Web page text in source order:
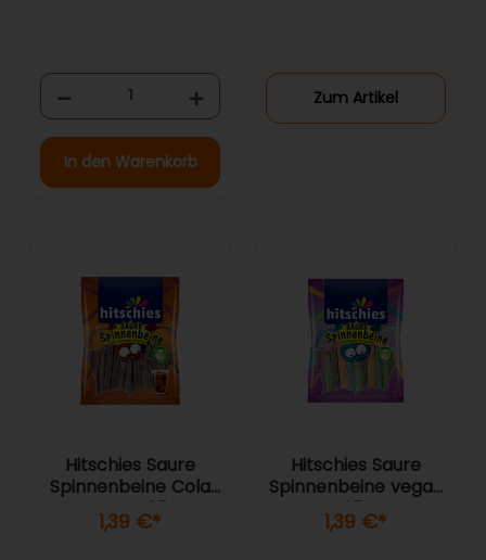
In den Warenkorb
Zum Artikel
Hitschies Saure
Spinnenbeine Cola
vegan 125g
1,39 €*
Hitschies Saure
Spinnenbeine vegan
125g
1,39 €*